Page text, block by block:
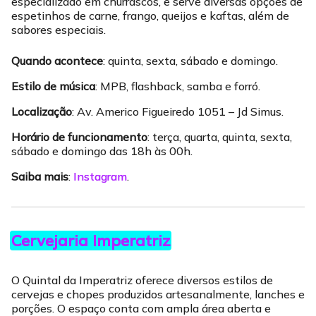
espetinhos de carne, frango, queijos e kaftas, além de
sabores especiais.
Quando acontece: quinta, sexta, sábado e domingo.
Estilo de música: MPB, flashback, samba e forró.
Localização: Av. Americo Figueiredo 1051 – Jd Simus.
Horário de funcionamento: terça, quarta, quinta, sexta,
sábado e domingo das 18h às 00h.
Saiba mais: Instagram.
Cervejaria Imperatriz
O Quintal da Imperatriz oferece diversos estilos de
cervejas e chopes produzidos artesanalmente, lanches e
porções. O espaço conta com ampla área aberta e